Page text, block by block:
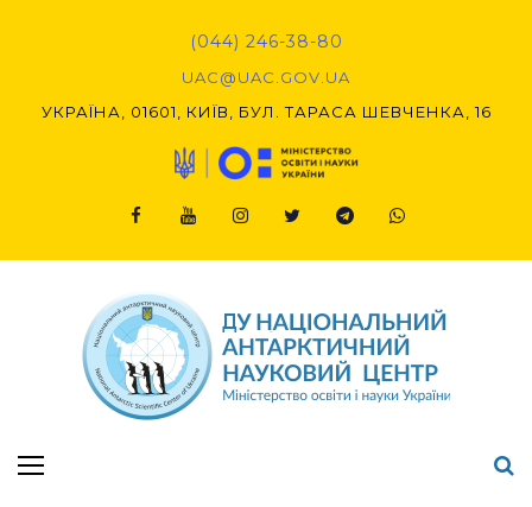
(044) 246-38-80
UAC@UAC.GOV.UA​​
УКРАЇНА, 01601, КИЇВ, БУЛ. ТАРАСА ШЕВЧЕНКА, 16